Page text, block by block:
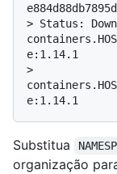
> Status:
e:1.14.1
e:1.14.1
Substitua
organização